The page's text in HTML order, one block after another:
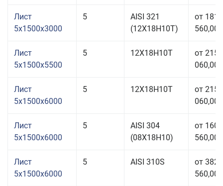
Лист
5x1500x3000
5
AISI 321
(12Х18Н10Т)
от 181
560,00
Лист
5x1500x5500
5 12Х18Н10Т
от 215
060,00
Лист
5x1500x6000
5 12Х18Н10Т
от 215
060,00
Лист
5x1500x6000
5
AISI 304
(08Х18Н10)
от 160
560,00
Лист
5x1500x6000
5 AISI 310S
от 382
560,00